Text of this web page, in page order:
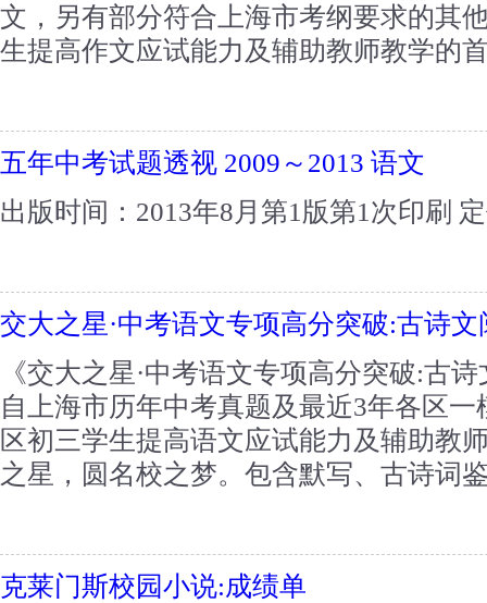
文，另有部分符合上海市考纲要求的其
生提高作文应试能力及辅助教师教学的
五年中考试题透视 2009～2013 语文
出版时间：2013年8月第1版第1次印刷
交大之星·中考语文专项高分突破:古诗文
《交大之星·中考语文专项高分突破:古
自上海市历年中考真题及最近3年各区
区初三学生提高语文应试能力及辅助教
之星，圆名校之梦。包含默写、古诗词
克莱门斯校园小说:成绩单